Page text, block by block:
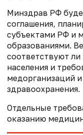
Минздрав РФ
соглашения,
субъектами РФ и
образованиями.
соответствуют
населения и
медорганизаций
здравоохранения.
Отдельные
оказанию